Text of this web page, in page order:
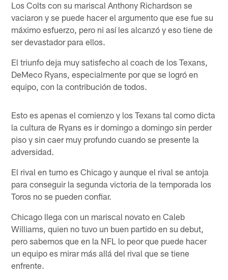
Los Colts con su mariscal Anthony Richardson se
vaciaron y se puede hacer el argumento que ese fue su
máximo esfuerzo, pero ni así les alcanzó y eso tiene de
ser devastador para ellos.
El triunfo deja muy satisfecho al coach de los Texans,
DeMeco Ryans, especialmente por que se logró en
equipo, con la contribución de todos.
Esto es apenas el comienzo y los Texans tal como dicta
la cultura de Ryans es ir domingo a domingo sin perder
piso y sin caer muy profundo cuando se presente la
adversidad.
El rival en turno es Chicago y aunque el rival se antoja
para conseguir la segunda victoria de la temporada los
Toros no se pueden confiar.
Chicago llega con un mariscal novato en Caleb
Williams, quien no tuvo un buen partido en su debut,
pero sabemos que en la NFL lo peor que puede hacer
un equipo es mirar más allá del rival que se tiene
enfrente.